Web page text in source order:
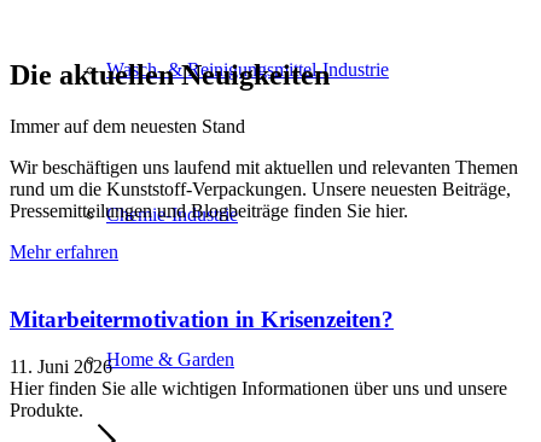
Wasch- & Reinigungsmittel-Industrie
Chemie-Industrie
Home & Garden
Die aktuellen Neuigkeiten
Immer auf dem neuesten Stand
Wir beschäftigen uns laufend mit aktuellen und relevanten Themen
rund um die Kunststoff-Verpackungen. Unsere neuesten Beiträge,
Pressemitteilungen und Blogbeiträge finden Sie hier.
Mehr erfahren
Mitarbeitermotivation in Krisenzeiten?
11. Juni 2026
Hier finden Sie alle wichtigen Informationen über uns und unsere
Produkte.